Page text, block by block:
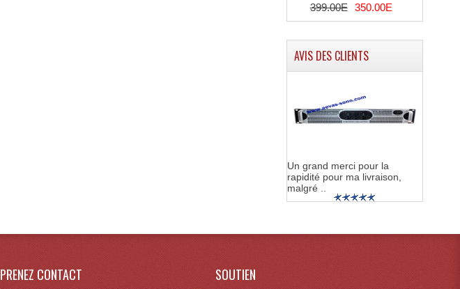
399.00E 350.00E
AVIS DES CLIENTS
Un grand merci pour la
rapidité pour ma livraison,
malgré ..
PRENEZ CONTACT SOUTIEN